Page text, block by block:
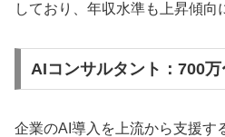
しており、年収水準も上昇傾向
AIコンサルタント：700万
企業のAI導入を上流から支援す